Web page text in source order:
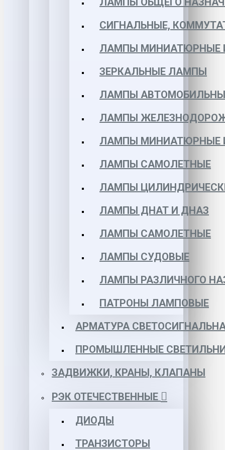
СИГНАЛЬНЫЕ,
ЛАМПЫ МИНИАТЮРНЫЕ
ЗЕРКАЛЬНЫЕ ЛАМПЫ
ЛАМПЫ
ЛАМПЫ
ЛАМПЫ МИНИАТЮРНЫЕ
ЛАМПЫ САМОЛЕТНЫЕ
ЛАМПЫ
ЛАМПЫ ДНАТ И ДНАЗ
ЛАМПЫ САМОЛЕТНЫЕ
ЛАМПЫ СУДОВЫЕ
ЛАМПЫ РАЗЛИЧНОГО
ПАТРОНЫ ЛАМПОВЫЕ
АРМАТУРА
ПРОМЫШЛЕННЫЕ
ЗАДВИЖКИ, КРАНЫ, КЛАПАНЫ
РЭК ОТЕЧЕСТВЕННЫЕ
ДИОДЫ
ТРАНЗИСТОРЫ